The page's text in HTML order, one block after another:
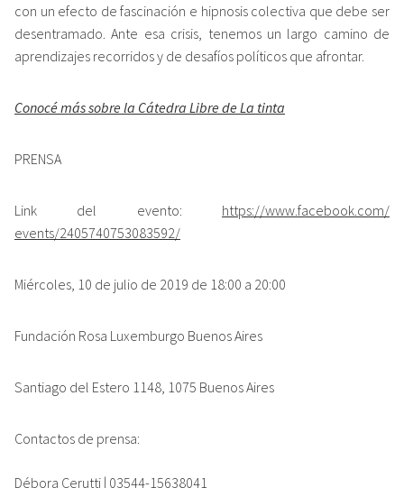
con un efecto de fascinación e hipnosis colectiva que debe ser
desentramado. Ante esa crisis, tenemos un largo camino de
aprendizajes recorridos y de desafíos políticos que afrontar.
Conocé más sobre la Cátedra Libre de La tinta
PRENSA
Link del evento: https://www.facebook.com/
events/2405740753083592/
Miércoles, 10 de julio de 2019 de 18:00 a 20:00
Fundación Rosa Luxemburgo Buenos Aires
Santiago del Estero 1148, 1075 Buenos Aires
Contactos de prensa:
Débora Cerutti | 03544-15638041